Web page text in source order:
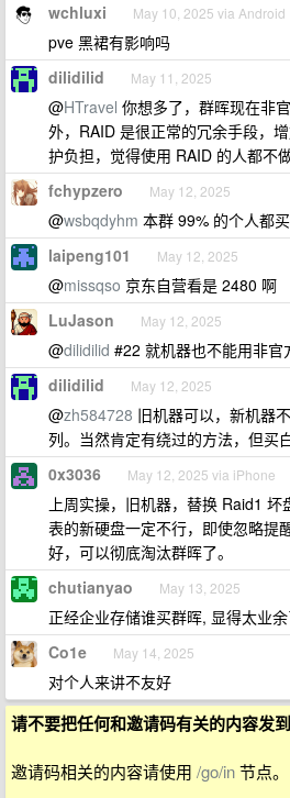
wchluxi May 10, 2025 via Android
pve 黑裙有影响吗
dilidilid May 11, 2025
@HTravel 你想多了，群晖现在非
外，RAID 是很正常的冗余手段，
护负担，觉得使用 RAID 的人都不
fchypzero May 12, 2025
@wsbqdyhm 本群 99% 的个人都买
laipeng101 May 12, 2025
@missqso 京东自营看是 2480 啊
LuJason May 12, 2025
@dilidilid #22 就机器也不能用非
dilidilid May 12, 2025
@zh584728 旧机器可以，新机器
列。当然肯定有绕过的方法，但买
0x3036 May 12, 2025 via iPhone
上周实操，旧机器，替换 Raid1
表的新硬盘一定不行，即使忽略提
好，可以彻底淘汰群晖了。
chutianyao May 13, 2025
正经企业存储谁买群晖, 显得太业
Co1e May 14, 2025
对个人来讲不友好
请不要把任何和邀请码有关的内容发
邀请码相关的内容请使用 /go/in节点。